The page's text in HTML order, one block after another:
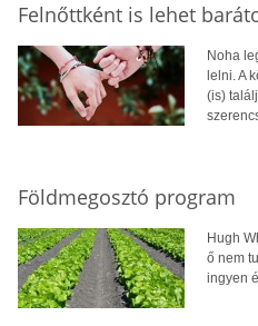
Felnőttként is lehet
Noha
lelni. A
(is)
Földmegosztó program
Hugh
ő nem
ingyen